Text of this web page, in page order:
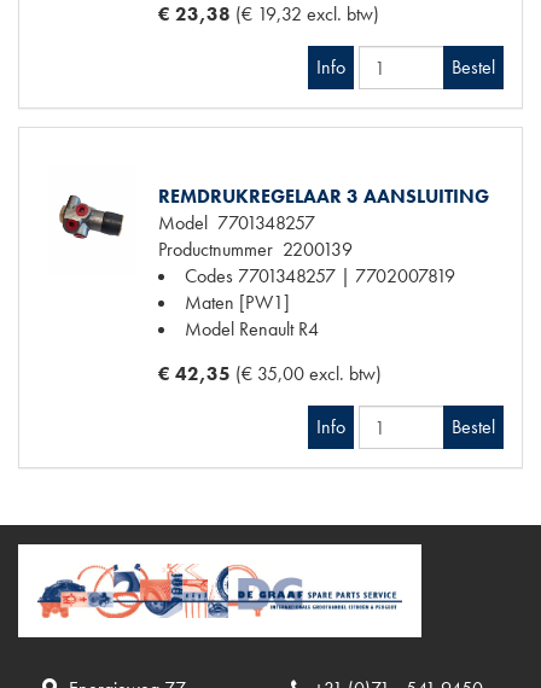
€ 23,38 (€ 19,32 excl. btw)
Info Bestel
REMDRUKREGELAAR 3 AANSLUITING
Model 7701348257
Productnummer 2200139
Codes 7701348257 | 7702007819
Maten [PW1]
Model Renault R4
€ 42,35 (€ 35,00 excl. btw)
Info Bestel